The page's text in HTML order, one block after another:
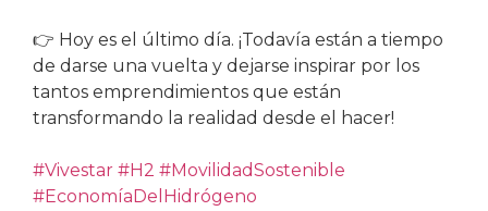
👉 Hoy es el último día. ¡Todavía están a tiempo
de darse una vuelta y dejarse inspirar por los
tantos emprendimientos que están
transformando la realidad desde el hacer!
#Vivestar #H2 #MovilidadSostenible
#EconomíaDelHidrógeno